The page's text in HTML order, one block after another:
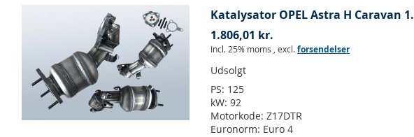
Katalysator OPEL Astra H Caravan
1.806,01 kr.
Incl. 25% moms ,excl.forsendelser
Udsolgt
PS: 125
kW:92
Motorkode:Z17DTR
Euronorm: Euro 4